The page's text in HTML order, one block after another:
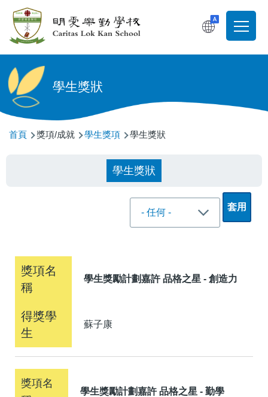
移至主內容
Main
學生獎狀
導
首頁 獎項/成就 學生獎項 學生獎狀
學生獎狀
學生獎勵計劃嘉許 品格之星 - 創造力
蘇子康
學生獎勵計劃嘉許 品格之星 - 勤學